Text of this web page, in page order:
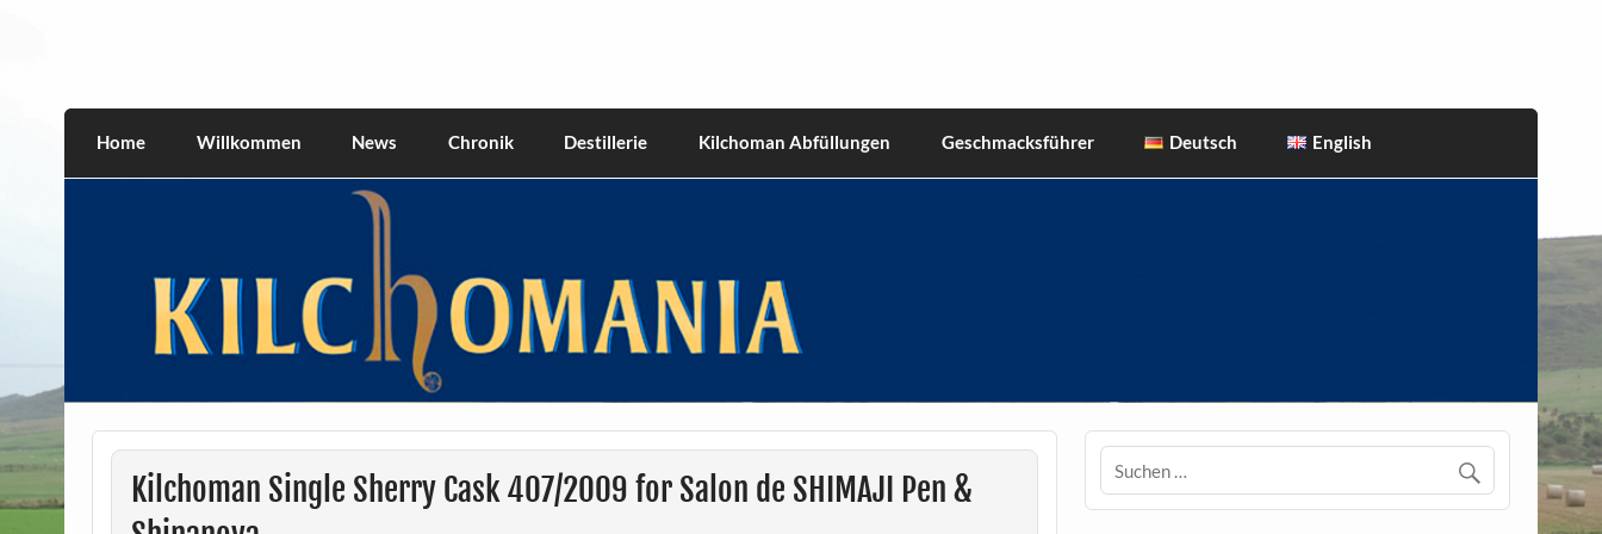
kilchomania.com
Home Willkommen News Chronik Destillerie Kilchoman Abfüllungen Geschmacksführer Deutsch English
Kilchoman Single Sherry Cask 407/2009 for Salon de SHIMAJI Pen &